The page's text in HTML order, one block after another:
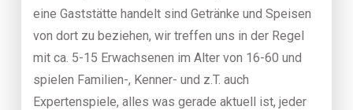
eine Gaststätte handelt sind Getränke und Speisen
von dort zu beziehen, wir treffen uns in der Regel
mit ca. 5-15 Erwachsenen im Alter von 16-60 und
spielen Familien-, Kenner- und z.T. auch
Expertenspiele, alles was gerade aktuell ist, jeder